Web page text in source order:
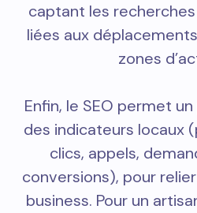
captant les
liées aux
zones
Enfin, le SEO permet
des indicateurs locaux
clics, appels,
conversions), pour
business. Pour un